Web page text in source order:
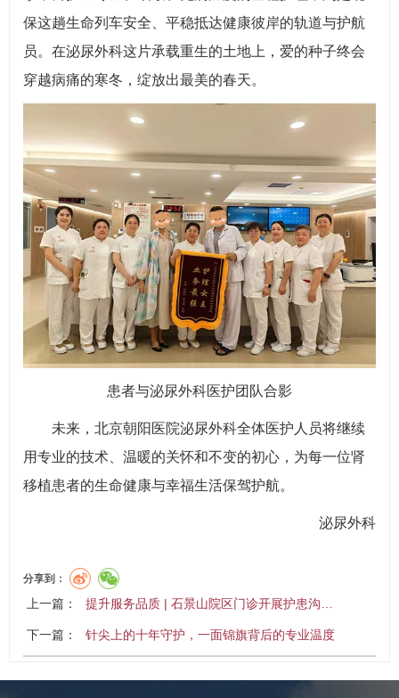
保这趟生命列车安全、平稳抵达健康彼岸的轨道与护航
员。在泌尿外科这片承载重生的土地上，爱的种子终会
穿越病痛的寒冬，绽放出最美的春天。
患者与泌尿外科医护团队合影
未来，北京朝阳医院泌尿外科全体医护人员将继续
用专业的技术、温暖的关怀和不变的初心，为每一位肾
移植患者的生命健康与幸福生活保驾护航。
泌尿外科
分享到：
上一篇： 提升服务品质 | 石景山院区门诊开展护患沟…
下一篇： 针尖上的十年守护，一面锦旗背后的专业温度